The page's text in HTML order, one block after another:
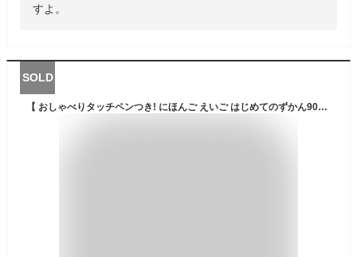
すよ。
SOLD
【 おしゃべりタッチペンつき! にほんご えいご はじめてのずかん900 】 はじめてずかん こども 子ども 0歳 1歳 2歳 3歳 4歳 講談社 タッチペン おしゃべり 図鑑 ずかん はじめて 音 本 日本語 英語 おもちゃ プレゼント 知育玩具 英語教育 英才教育 遊び